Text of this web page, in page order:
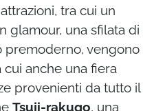
tra cui un
glamour, una sfilata di
premoderno, vengono
anche una fiera
provenienti da tutto il
Tsuji-rakugo, una